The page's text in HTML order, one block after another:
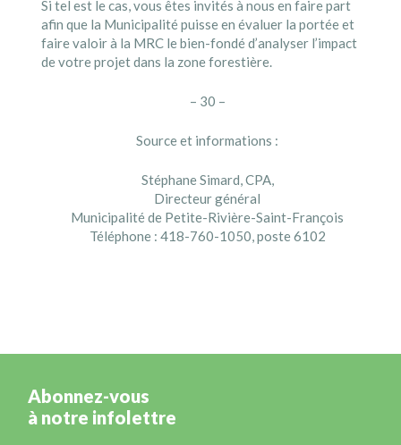
Si tel est le cas, vous êtes invités à nous en faire part
afin que la Municipalité puisse en évaluer la portée et
faire valoir à la MRC le bien-fondé d’analyser l’impact
de votre projet dans la zone forestière.
– 30 –
Source et informations :
Stéphane Simard, CPA,
Directeur général
Municipalité de Petite-Rivière-Saint-François
Téléphone : 418-760-1050, poste 6102
Abonnez-vous
à notre infolettre